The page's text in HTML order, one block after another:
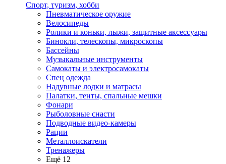
Спорт, туризм, хобби
Пневматическое оружие
Велосипеды
Ролики и коньки, лыжи, защитные аксессуары
Бинокли, телескопы, микроскопы
Бассейны
Музыкальные инструменты
Самокаты и электросамокаты
Спец одежда
Надувные лодки и матрасы
Палатки, тенты, спальные мешки
Фонари
Рыболовные снасти
Подводные видео-камеры
Рации
Металлоискатели
Тренажеры
Ещё 12